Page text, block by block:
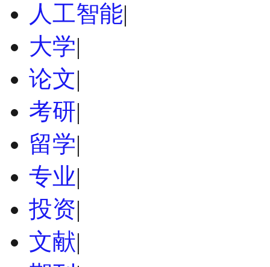
人工智能|
大学|
论文|
考研|
留学|
专业|
投资|
文献|